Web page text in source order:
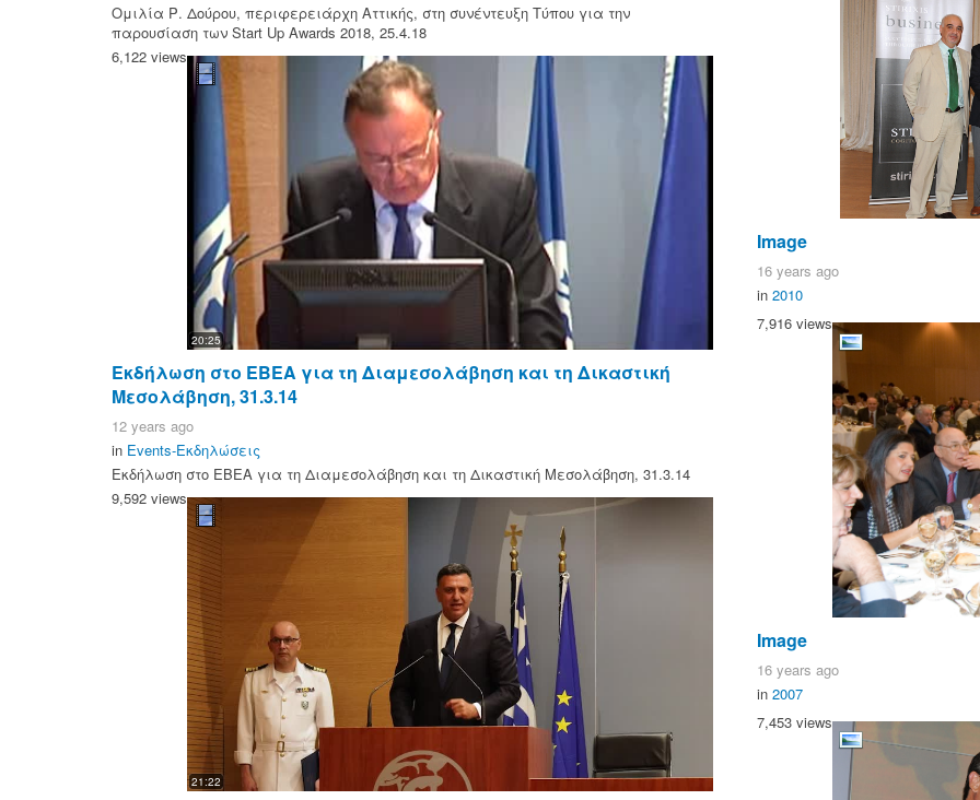
Ομιλία Ρ. Δούρου, περιφερειάρχη Αττικής, στη συνέντευξη Τύπου για την
παρουσίαση των Start Up Awards 2018, 25.4.18
6,122 views
20:25
Εκδήλωση στο ΕΒΕΑ για τη Διαμεσολάβηση και τη Δικαστική
Μεσολάβηση, 31.3.14
12 years ago
in Events-Εκδηλώσεις
Εκδήλωση στο ΕΒΕΑ για τη Διαμεσολάβηση και τη Δικαστική Μεσολάβηση, 31.3.14
9,592 views
21:22
Image
16 years ago
in 2010
7,916 views
Image
16 years ago
in 2007
7,453 views